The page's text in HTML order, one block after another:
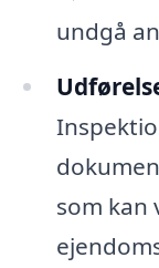
undgå
som